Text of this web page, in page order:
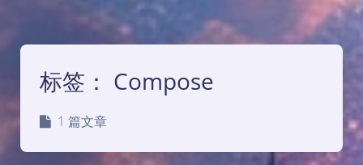
标签： Compose
1 篇文章